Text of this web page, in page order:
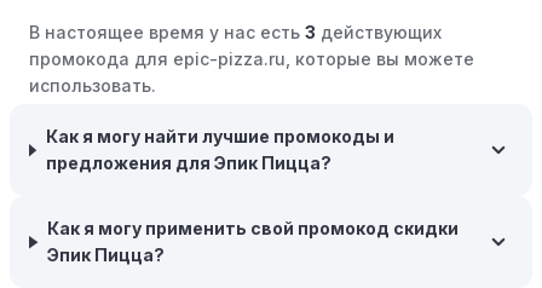
розничные компании часто предлагают значительные
скидки.
добавьте товары в корзину и оставьте их на день или
два. В некоторых случаях существует большая
побудить вас завершить покупку.
В настоящее время у нас есть 3 действующих
промокода для epic-pizza.ru, которые вы можете
использовать.
Как я могу найти лучшие промокоды и
предложения для Эпик Пицца?
Как я могу применить свой промокод скидки
Эпик Пицца?